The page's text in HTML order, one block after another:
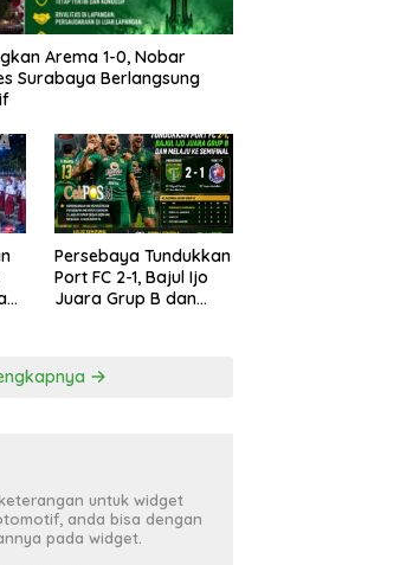
Arema 1-0, Nobar
Surabaya Berlangsung
Persebaya Tundukkan
Port FC 2-1, Bajul Ijo
Juara Grup B dan
untuk widget
anda bisa dengan
pada widget.